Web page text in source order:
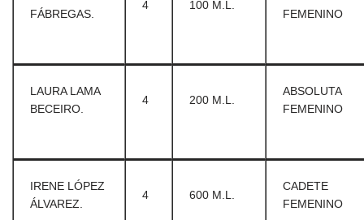
FÁBREGAS.
4 100 M.L.
FEMENINO
LAURA LAMA
BECEIRO.
4 200 M.L.
ABSOLUTA
FEMENINO
IRENE LÓPEZ
ÁLVAREZ.
4 600 M.L.
CADETE
FEMENINO